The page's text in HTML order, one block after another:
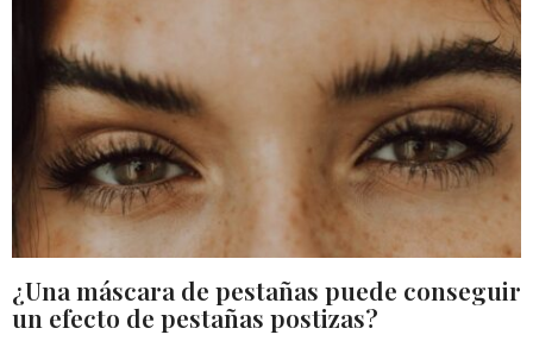
¿Una máscara de pestañas puede conseguir
un efecto de pestañas postizas?